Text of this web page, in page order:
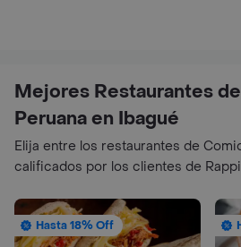
Mejores Restaurantes
Peruana en Ibagué
Elija entre los restaurantes de
calificados por los clientes de
Hasta 18% Off